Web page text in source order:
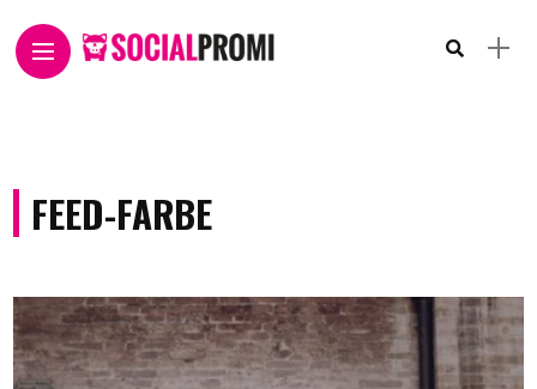
FEED-FARBE